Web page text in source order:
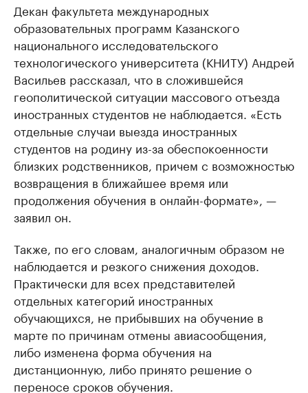
Декан факультета международных
образовательных программ Казанского
национального исследовательского
технологического университета (КНИТУ) Андрей
Васильев рассказал, что в сложившейся
геополитической ситуации массового отъезда
иностранных студентов не наблюдается. «Есть
отдельные случаи выезда иностранных
студентов на родину из-за обеспокоенности
близких родственников, причем с возможностью
возвращения в ближайшее время или
продолжения обучения в онлайн-формате», —
заявил он.
Также, по его словам, аналогичным образом не
наблюдается и резкого снижения доходов.
Практически для всех представителей
отдельных категорий иностранных
обучающихся, не прибывших на обучение в
марте по причинам отмены авиасообщения,
либо изменена форма обучения на
дистанционную, либо принято решение о
переносе сроков обучения.